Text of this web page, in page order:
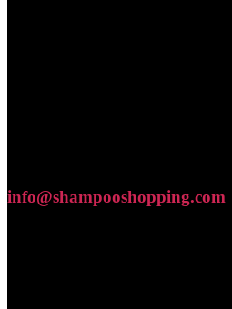
info@shampooshopping.com